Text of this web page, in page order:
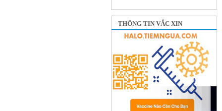
THÔNG TIN VẮC XIN